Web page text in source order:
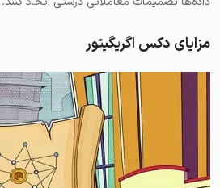
مزایای دکس اگریگیتور